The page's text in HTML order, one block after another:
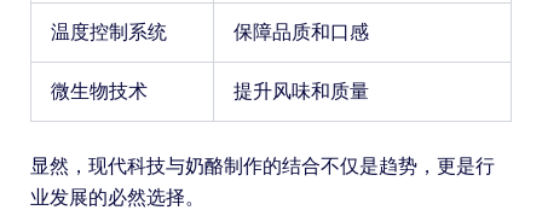
温度控制系统 保障品质和口感
微生物技术 提升风味和质量
显然，现代科技与奶酪制作的结合不仅是趋势，更是行
业发展的必然选择。